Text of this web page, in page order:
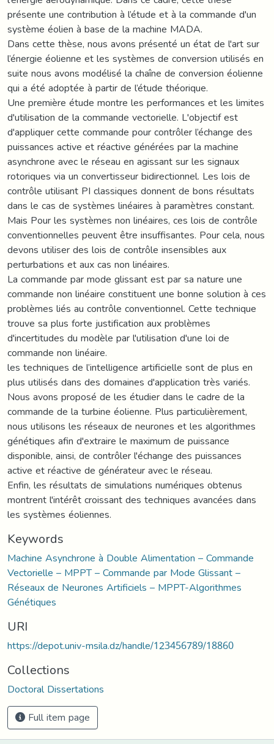
présente une contribution à l’étude et à la commande d'un
système éolien à base de la machine MADA.
Dans cette thèse, nous avons présenté un état de l'art sur
l’énergie éolienne et les systèmes de conversion utilisés en
suite nous avons modélisé la chaîne de conversion éolienne
qui a été adoptée à partir de l’étude théorique.
Une première étude montre les performances et les limites
d'utilisation de la commande vectorielle. L'objectif est
d'appliquer cette commande pour contrôler l’échange des
puissances active et réactive générées par la machine
asynchrone avec le réseau en agissant sur les signaux
rotoriques via un convertisseur bidirectionnel. Les lois de
contrôle utilisant PI classiques donnent de bons résultats
dans le cas de systèmes linéaires à paramètres constant.
Mais Pour les systèmes non linéaires, ces lois de contrôle
conventionnelles peuvent être insuffisantes. Pour cela, nous
devons utiliser des lois de contrôle insensibles aux
perturbations et aux cas non linéaires.
La commande par mode glissant est par sa nature une
commande non linéaire constituent une bonne solution à ces
problèmes liés au contrôle conventionnel. Cette technique
trouve sa plus forte justification aux problèmes
d'incertitudes du modèle par l'utilisation d'une loi de
commande non linéaire.
les techniques de l’intelligence artificielle sont de plus en
plus utilisés dans des domaines d'application très variés.
Nous avons proposé de les étudier dans le cadre de la
commande de la turbine éolienne. Plus particulièrement,
nous utilisons les réseaux de neurones et les algorithmes
génétiques afin d'extraire le maximum de puissance
disponible, ainsi, de contrôler l'échange des puissances
active et réactive de générateur avec le réseau.
Enfin, les résultats de simulations numériques obtenus
montrent l'intérêt croissant des techniques avancées dans
les systèmes éoliennes.
Keywords
Machine Asynchrone à Double Alimentation – Commande
Vectorielle – MPPT – Commande par Mode Glissant –
Réseaux de Neurones Artificiels – MPPT-Algorithmes
Génétiques
URI
https://depot.univ-msila.dz/handle/123456789/18860
Collections
Doctoral Dissertations
Full item page